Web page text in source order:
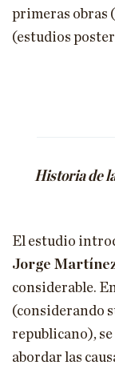
primeras obras
(estudios
Historia de
El estudio
Jorge
considerable.
(considerando
republicano),
abordar las